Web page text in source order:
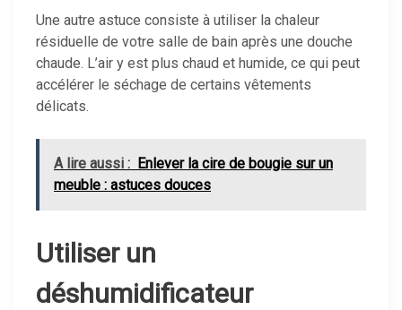
Une autre astuce consiste à utiliser la chaleur
résiduelle de votre salle de bain après une douche
chaude. L’air y est plus chaud et humide, ce qui peut
accélérer le séchage de certains vêtements
délicats.
A lire aussi : Enlever la cire de bougie sur un
meuble : astuces douces
Utiliser un
déshumidificateur